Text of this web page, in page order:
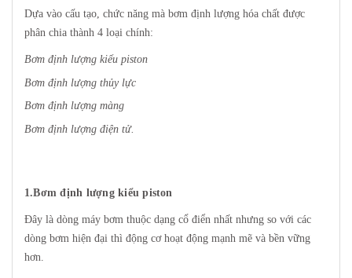
Dựa vào cấu tạo, chức năng mà bơm định lượng hóa chất được
phân chia thành 4 loại chính:
Bơm định lượng kiểu piston
Bơm định lượng thủy lực
Bơm định lượng màng
Bơm định lượng điện tử.
1.Bơm định lượng kiểu piston
Đây là dòng máy bơm thuộc dạng cổ điển nhất nhưng so với các
dòng bơm hiện đại thì động cơ hoạt động mạnh mẽ và bền vững
hơn.